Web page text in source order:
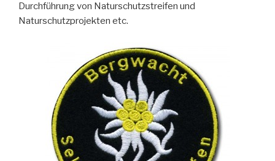
Durchführung von Naturschutzstreifen und
Naturschutzprojekten etc.